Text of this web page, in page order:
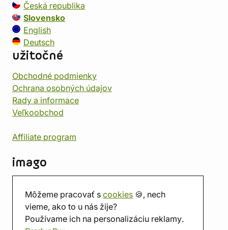
Môžeme pracovať s cookies 🍪, nech
vieme, ako to u nás žije?
Používame ich na personalizáciu reklamy.
Česká republika
Slovensko
English
Deutsch
užitočné
Obchodné podmienky
Ochrana osobných údajov
Rady a informace
Veľkoobchod
Affiliate program
imago
Predajňa
Herňa
O nás